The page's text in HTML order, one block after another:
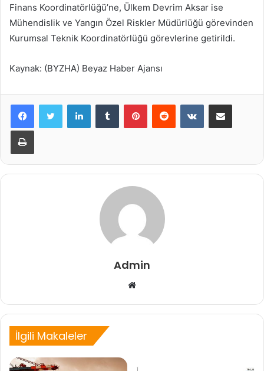
Finans Koordinatörlüğü’ne, Ülkem Devrim Aksar ise
Mühendislik ve Yangın Özel Riskler Müdürlüğü görevinden
Kurumsal Teknik Koordinatörlüğü görevlerine getirildi.
Kaynak: (BYZHA) Beyaz Haber Ajansı
LinkedInTumblr PinterestReddit VKontakteE-Posta ile paylaş
Yazdır
Admin
Web
İlgili Makaleler